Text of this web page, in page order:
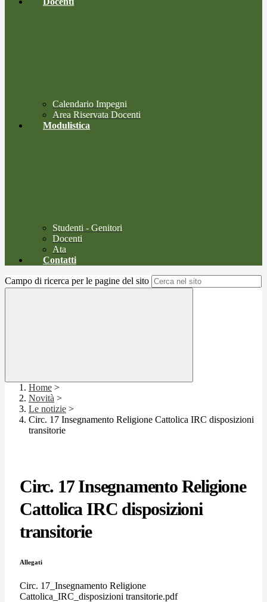
Calendario Impegni
Area Riservata Docenti
Modulistica
Studenti - Genitori
Docenti
Ata
Contatti
Campo di ricerca per le pagine del sito
Home >
Novità >
Le notizie >
Circ. 17 Insegnamento Religione Cattolica IRC disposizioni
transitorie
Circ. 17 Insegnamento Religione
Cattolica IRC disposizioni
transitorie
Allegati
Circ. 17_Insegnamento Religione
Cattolica_IRC_disposizioni transitorie.pdf